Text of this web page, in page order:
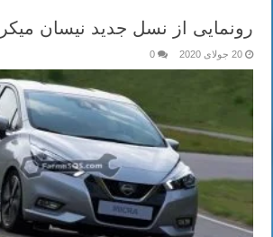
رونمایی از نسل جدید نیسان میکرا
20 جولای 2020 0